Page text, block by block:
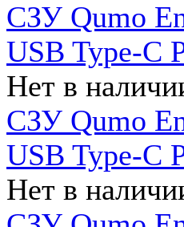
СЗУ Qumo
USB Type-C
Нет в
СЗУ Qumo
USB Type-C
Нет в